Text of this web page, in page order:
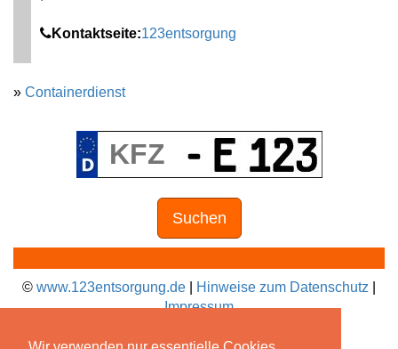
Kontaktseite:123entsorgung
» Containerdienst
Suchen
© www.123entsorgung.de Hinweise zum Datenschutz
Impressum